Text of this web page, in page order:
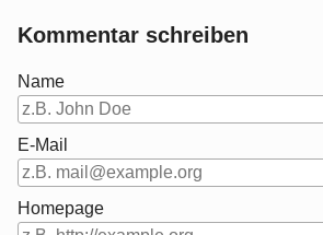
Kommentar schreiben
Name
E-Mail
Homepage